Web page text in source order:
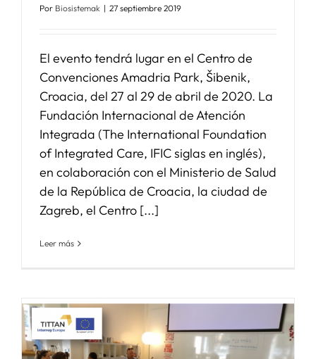
Por Biosistemak | 27 septiembre 2019
El evento tendrá lugar en el Centro de
Convenciones Amadria Park, Šibenik,
Croacia, del 27 al 29 de abril de 2020. La
Fundación Internacional de Atención
Integrada (The International Foundation
of Integrated Care, IFIC siglas en inglés),
en colaboración con el Ministerio de Salud
de la República de Croacia, la ciudad de
Zagreb, el Centro [...]
Leer más